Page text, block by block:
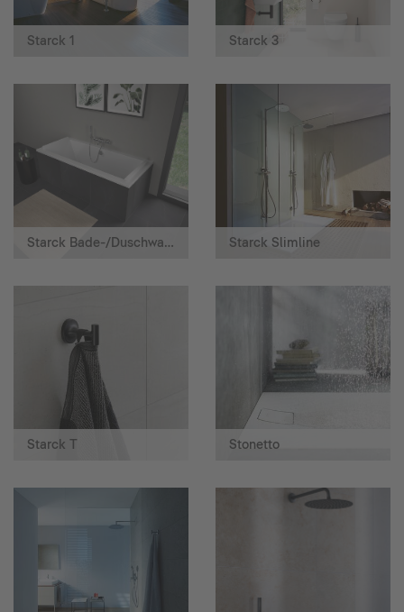
Starck 1 Starck 3
Starck Bade-/Duschwannen Starck Slimline
Starck T Stonetto